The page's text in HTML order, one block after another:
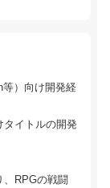
）向け開発経
タイトルの開発
、RPGの戦闘